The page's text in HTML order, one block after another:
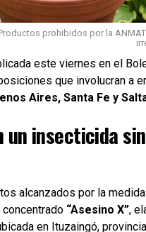
pensionados
que reciben
familiares.
(ART)
de Malvinasque
quienes se
familiares.
uno de los
prohibidos por la
este viernes en el
que involucran a
Aires, Santa Fe y
un insecticida sin
alcanzados por la
“Asesino X”,
en Ituzaingó,